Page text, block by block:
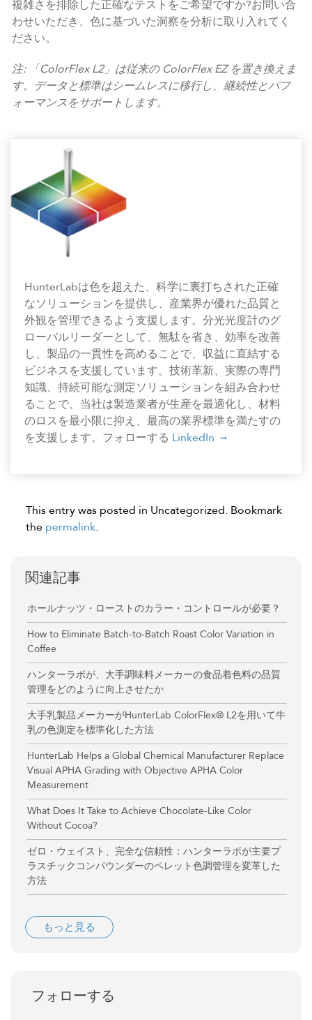
複雑さを排除した正確なテストをご希望ですか?お問い合
わせいただき、色に基づいた洞察を分析に取り入れてく
ださい。
注: 「ColorFlex L2」は従来の ColorFlex EZ を置き換えま
す。データと標準はシームレスに移行し、継続性とパフ
ォーマンスをサポートします。
HunterLabは色を超えた、科学に裏打ちされた正確
なソリューションを提供し、産業界が優れた品質と
外観を管理できるよう支援します。分光光度計のグ
ローバルリーダーとして、無駄を省き、効率を改善
し、製品の一貫性を高めることで、収益に直結する
ビジネスを支援しています。技術革新、実際の専門
知識、持続可能な測定ソリューションを組み合わせ
ることで、当社は製造業者が生産を最適化し、材料
のロスを最小限に抑え、最高の業界標準を満たすの
を支援します。フォローする LinkedIn
This entry was posted in Uncategorized. Bookmark
the permalink.
関連記事
ホールナッツ・ローストのカラー・コントロールが必要？
How to Eliminate Batch-to-Batch Roast Color Variation in
Coffee
ハンターラボが、大手調味料メーカーの食品着色料の品質
管理をどのように向上させたか
大手乳製品メーカーがHunterLab ColorFlex® L2を用いて牛
乳の色測定を標準化した方法
HunterLab Helps a Global Chemical Manufacturer Replace
Visual APHA Grading with Objective APHA Color
Measurement
What Does It Take to Achieve Chocolate-Like Color
Without Cocoa?
ゼロ・ウェイスト、完全な信頼性：ハンターラボが主要プ
ラスチックコンパウンダーのペレット色調管理を変革した
方法
もっと見る
フォローする